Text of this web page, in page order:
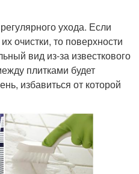
ухода. Если
очистки, то поверхности
вид из-за известкового
плитками будет
избавиться от которой